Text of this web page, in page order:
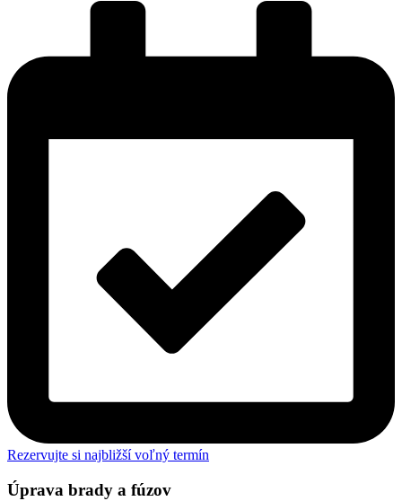
Rezervujte si najbližší voľný termín
Úprava brady a fúzov